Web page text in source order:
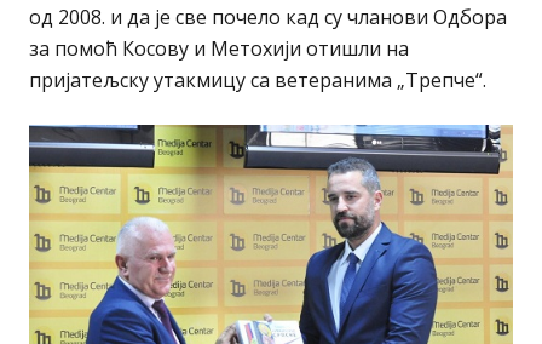
од 2008. и да је све почело кад су чланови Одбора
за помоћ Косову и Метохији отишли на
пријатељску утакмицу са ветеранима „Трепче“.